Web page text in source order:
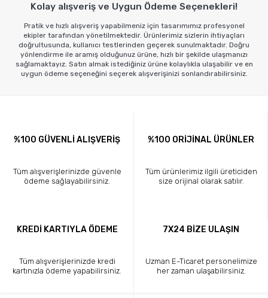
Kolay alışveriş ve Uygun Ödeme Seçenekleri!
Pratik ve hızlı alışveriş yapabilmeniz için tasarımımız profesyonel
ekipler tarafından yönetilmektedir. Ürünlerimiz sizlerin ihtiyaçları
doğrultusunda, kullanıcı testlerinden geçerek sunulmaktadır. Doğru
yönlendirme ile aramış olduğunuz ürüne, hızlı bir şekilde ulaşmanızı
sağlamaktayız. Satın almak istediğiniz ürüne kolaylıkla ulaşabilir ve en
uygun ödeme seçeneğini seçerek alışverişinizi sonlandırabilirsiniz.
%100 GÜVENLİ ALIŞVERİŞ
Tüm alışverişlerinizde güvenle
ödeme sağlayabilirsiniz.
%100 ORİJİNAL ÜRÜNLER
Tüm ürünlerimiz ilgili üreticiden
size orijinal olarak satılır.
KREDİ KARTIYLA ÖDEME
Tüm alışverişlerinizde kredi
kartınızla ödeme yapabilirsiniz.
7X24 BİZE ULAŞIN
Uzman E-Ticaret personelimize
her zaman ulaşabilirsiniz.